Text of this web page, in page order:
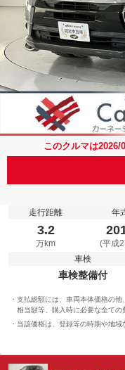
このクルマは2026/
走行距離
3.2
万km
年
(平成
車検
車検整備付
支払総額には、車両本体価格の
相当額等、購入時に必要な全ての
当該価格は、登録等の時期や地域